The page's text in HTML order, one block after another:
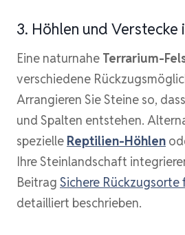
3. Höhlen und Verstecke
Eine naturnahe Terrarium-
verschiedene
Arrangieren Sie Steine so,
und Spalten entstehen.
spezielle Reptilien-Höhlen
Ihre Steinlandschaft
Beitrag Sichere Rückzugsorte
detailliert beschrieben.